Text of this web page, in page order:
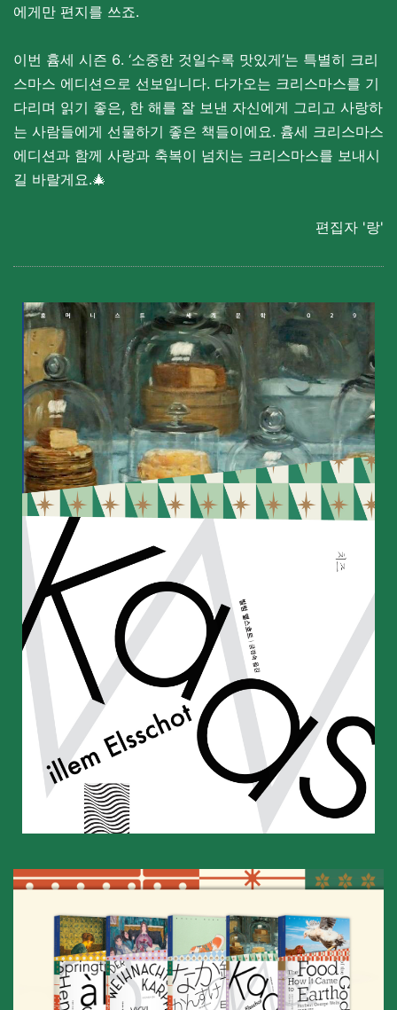
에게만 편지를 쓰죠.
이번 흄세 시즌 6. ‘소중한 것일수록 맛있게’는 특별히 크리
스마스 에디션으로 선보입니다. 다가오는 크리스마스를 기
다리며 읽기 좋은, 한 해를 잘 보낸 자신에게 그리고 사랑하
는 사람들에게 선물하기 좋은 책들이에요. 흄세 크리스마스
에디션과 함께 사랑과 축복이 넘치는 크리스마스를 보내시
길 바랄게요.🎄
편집자 '랑'